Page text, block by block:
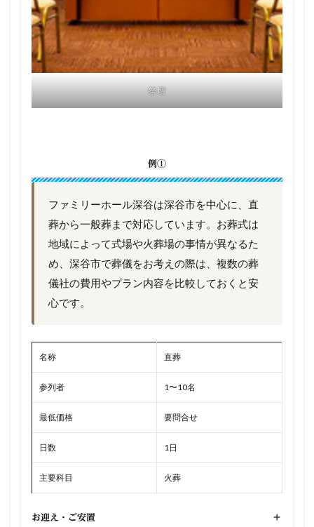
祭壇
例①
ファミリーホール深谷は深谷市を中心に、直
葬から一般葬まで対応しています。お葬式は
地域によって式場や火葬場の事情が異なるた
め、深谷市で葬儀をお考えの際は、複数の葬
儀社の費用やプラン内容を比較しておくと安
心です。
名称 直葬
参列者 1〜10名
最低価格 要問合せ
日数 1日
主要科目 火葬
お迎え・ご安置 +